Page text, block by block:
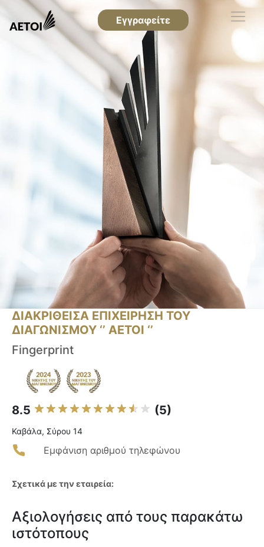
Εγγραφείτε
ΔΙΑΚΡΙΘΕΙΣΑ ΕΠΙΧΕΙΡΗΣΗ ΤΟΥ
ΔΙΑΓΩΝΙΣΜΟΥ ‘’ ΑΕΤΟΙ ‘’
Fingerprint
8.5 (5)
Καβάλα, Σύρου 14
Εμφάνιση αριθμού τηλεφώνου
Σχετικά με την εταιρεία:
Αξιολογήσεις από τους παρακάτω
ιστότοπους